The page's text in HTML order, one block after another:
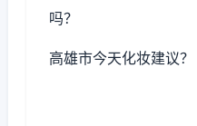
吗？
高雄市今天化妆建议？